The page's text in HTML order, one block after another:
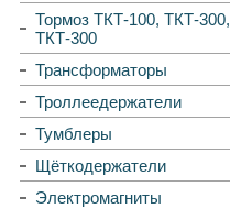
Тормоз ТКТ-100, ТКТ-300,
ТКТ-300
Трансформаторы
Троллеедержатели
Тумблеры
Щёткодержатели
Электромагниты